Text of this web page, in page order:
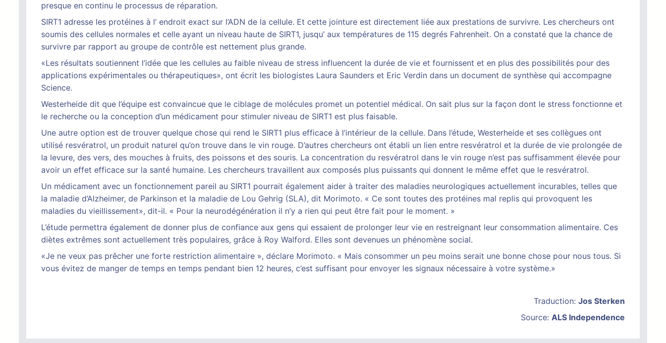
presque en continu le processus de réparation.
SIRT1 adresse les protéines à l’ endroit exact sur l’ADN de la cellule. Et cette jointure est directement liée aux prestations de survivre. Les chercheurs ont
soumis des cellules normales et celle ayant un niveau haute de SIRT1, jusqu’ aux températures de 115 degrés Fahrenheit. On a constaté que la chance de
survivre par rapport au groupe de contrôle est nettement plus grande.
«Les résultats soutiennent l’idée que les cellules au faible niveau de stress influencent la durée de vie et fournissent et en plus des possibilités pour des
applications expérimentales ou thérapeutiques», ont écrit les biologistes Laura Saunders et Eric Verdin dans un document de synthèse qui accompagne
Science.
Westerheide dit que l’équipe est convaincue que le ciblage de molécules promet un potentiel médical. On sait plus sur la façon dont le stress fonctionne et
le recherche ou la conception d’un médicament pour stimuler niveau de SIRT1 est plus faisable.
Une autre option est de trouver quelque chose qui rend le SIRT1 plus efficace à l’intérieur de la cellule. Dans l’étude, Westerheide et ses collègues ont
utilisé resvératrol, un produit naturel qu’on trouve dans le vin rouge. D’autres chercheurs ont établi un lien entre resvératrol et la durée de vie prolongée de
la levure, des vers, des mouches à fruits, des poissons et des souris. La concentration du resvératrol dans le vin rouge n’est pas suffisamment élevée pour
avoir un effet efficace sur la santé humaine. Les chercheurs travaillent aux composés plus puissants qui donnent le même effet que le resvératrol.
Un médicament avec un fonctionnement pareil au SIRT1 pourrait également aider à traiter des maladies neurologiques actuellement incurables, telles que
la maladie d’Alzheimer, de Parkinson et la maladie de Lou Gehrig (SLA), dit Morimoto. « Ce sont toutes des protéines mal replis qui provoquent les
maladies du vieillissement», dit-il. « Pour la neurodégénération il n’y a rien qui peut être fait pour le moment. »
L’étude permettra également de donner plus de confiance aux gens qui essaient de prolonger leur vie en restreignant leur consommation alimentaire. Ces
diètes extrêmes sont actuellement très populaires, grâce à Roy Walford. Elles sont devenues un phénomène social.
«Je ne veux pas prêcher une forte restriction alimentaire », déclare Morimoto. « Mais consommer un peu moins serait une bonne chose pour nous tous. Si
vous évitez de manger de temps en temps pendant bien 12 heures, c’est suffisant pour envoyer les signaux nécessaire à votre système.»
Traduction: Jos Sterken
Source: ALS Independence